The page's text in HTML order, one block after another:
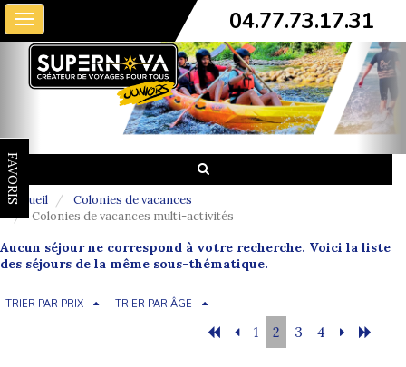
Toggle
navigation
04.77.73.17.31
FAVORIS
Accueil
Colonies de vacances
Colonies de vacances multi-activités
Aucun séjour ne correspond à votre recherche. Voici la liste
des séjours de la même sous-thématique.
TRIER PAR PRIX TRIER PAR ÂGE
1 2 3 4